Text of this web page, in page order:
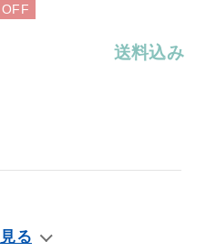
OFF
送料込み